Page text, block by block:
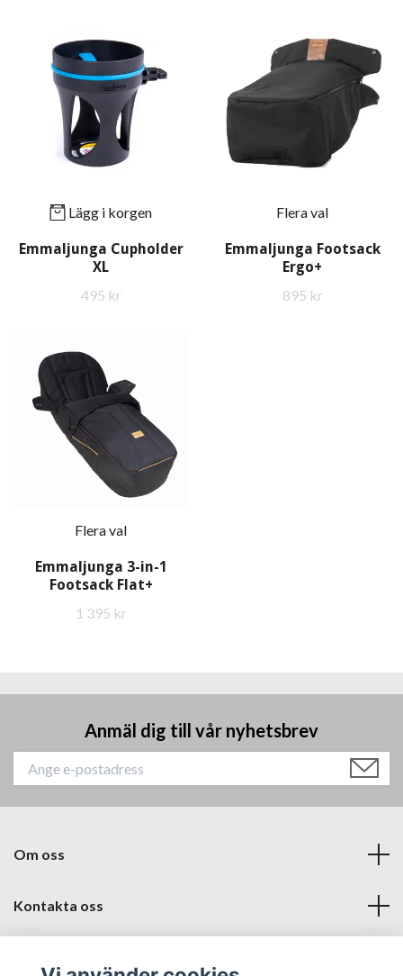
Lägg i korgen
Emmaljunga Cupholder
XL
495 kr
Flera val
Emmaljunga Footsack
Ergo+
895 kr
Flera val
Emmaljunga 3-in-1
Footsack Flat+
1 395 kr
Anmäl dig till vår nyhetsbrev
Om oss
Kontakta oss